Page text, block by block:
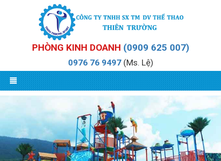
PHÒNG KINH DOANH (0909 625 007)
0976 76 9497(Ms. Lệ)